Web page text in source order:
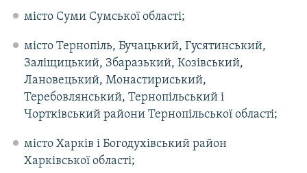
місто Суми Сумської області;
місто Тернопіль, Бучацький, Гусятинський,
Заліщицький, Збаразький, Козівський,
Лановецький, Монастириський,
Теребовлянський, Тернопільський і
Чортківський райони Тернопільської області;
місто Харків і Богодухівський район
Харківської області;